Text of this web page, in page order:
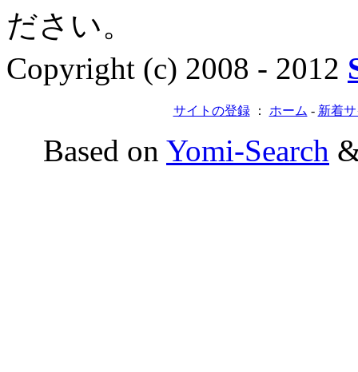
ださい。
Copyright (c) 2008 - 2012
サイトの登録： ホーム - 新着
Based on Yomi-Search